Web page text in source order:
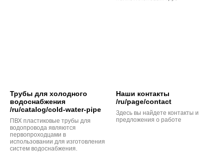
Трубы для холодного
водоснабжения
/ru/catalog/cold-water-pipe
ПВХ пластиковые трубы для
водопровода являются
первопроходцами в
использовании для изготовления
систем водоснабжения.
Наши контакты
/ru/page/contact
Здесь вы найдете контакты и
предложения о работе